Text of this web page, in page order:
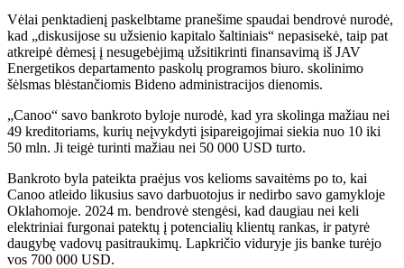
Vėlai penktadienį paskelbtame pranešime spaudai bendrovė nurodė,
kad „diskusijose su užsienio kapitalo šaltiniais“ nepasisekė, taip pat
atkreipė dėmesį į nesugebėjimą užsitikrinti finansavimą iš JAV
Energetikos departamento paskolų programos biuro. skolinimo
šėlsmas blėstančiomis Bideno administracijos dienomis.
„Canoo“ savo bankroto byloje nurodė, kad yra skolinga mažiau nei
49 kreditoriams, kurių neįvykdyti įsipareigojimai siekia nuo 10 iki
50 mln. Ji teigė turinti mažiau nei 50 000 USD turto.
Bankroto byla pateikta praėjus vos kelioms savaitėms po to, kai
Canoo atleido likusius savo darbuotojus ir nedirbo savo gamykloje
Oklahomoje. 2024 m. bendrovė stengėsi, kad daugiau nei keli
elektriniai furgonai patektų į potencialių klientų rankas, ir patyrė
daugybę vadovų pasitraukimų. Lapkričio viduryje jis banke turėjo
vos 700 000 USD.